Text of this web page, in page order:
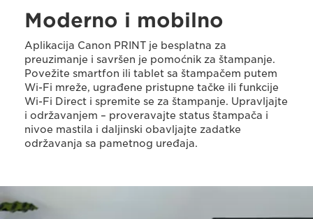
Moderno i mobilno
Aplikacija Canon PRINT je besplatna za
preuzimanje i savršen je pomoćnik za štampanje.
Povežite smartfon ili tablet sa štampačem putem
Wi-Fi mreže, ugrađene pristupne tačke ili funkcije
Wi-Fi Direct i spremite se za štampanje. Upravljajte
i održavanjem – proveravajte status štampača i
nivoe mastila i daljinski obavljajte zadatke
održavanja sa pametnog uređaja.